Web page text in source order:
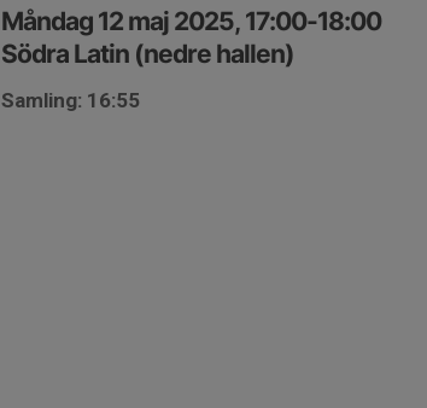
Måndag 12 maj 2025, 17:00-18:00
Södra Latin (nedre hallen)
Samling: 16:55